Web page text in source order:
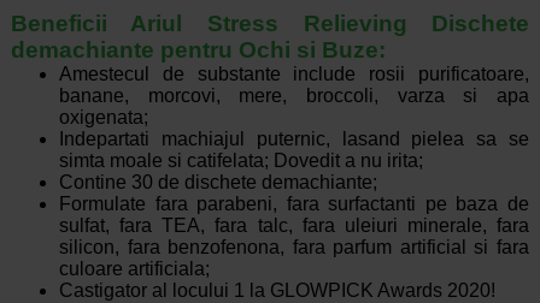
Beneficii Ariul Stress Relieving Dischete
demachiante pentru Ochi si Buze:
Amestecul de substante include rosii purificatoare,
banane, morcovi, mere, broccoli, varza si apa
oxigenata;
Indepartati machiajul puternic, lasand pielea sa se
simta moale si catifelata; Dovedit a nu irita;
Contine 30 de dischete demachiante;
Formulate fara parabeni, fara surfactanti pe baza de
sulfat, fara TEA, fara talc, fara uleiuri minerale, fara
silicon, fara benzofenona, fara parfum artificial si fara
culoare artificiala;
Castigator al locului 1 la GLOWPICK Awards 2020!